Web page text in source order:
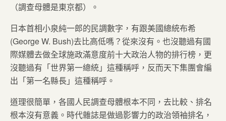
（調查母體是東京都）。
日本首相小泉純一郎的民調數字，有跟美國總統布希
(George W. Bush)去比高低嗎？從來沒有。也沒聽過有國
際媒體去做全球施政滿意度前十大政治人物的排行榜，更
沒聽過有「世界第一總統」這種稱呼，反而天下集團會編
出「第一名縣長」這種稱呼。
道理很簡單，各國人民調查母體根本不同，去比較、排名
根本沒有意義。時代雜誌是做過影響力的政治領袖排名，